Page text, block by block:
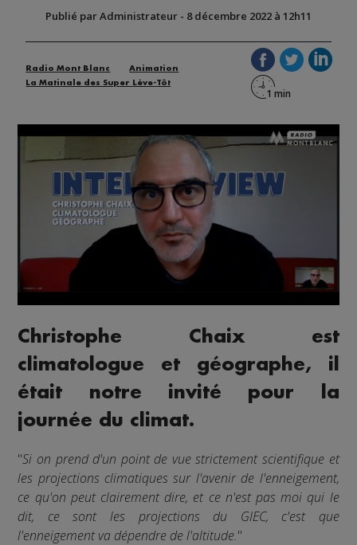
Publié par Administrateur - 8 décembre 2022 à 12h11
Radio Mont Blanc
Animation
La Matinale des Super Lève-Tôt
Christophe Chaix est
climatologue et géographe, il
était notre invité pour la
journée du climat.
"Si on prend d'un point de vue strictement scientifique et
les projections climatiques sur l'avenir de l'enneigement,
ce qu'on peut clairement dire, et ce n'est pas moi qui le
dit, ce sont les projections du GIEC, c'est que
l'enneigement va dépendre de l'altitude."